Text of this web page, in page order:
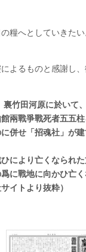
糧へとしていきたい
よるものと感謝し
竹田河原に於いて
兩戰爭戰死者五五
併せ「招魂社」が
により亡くなられ
に戰地に向かひ亡
イトより抜粋）